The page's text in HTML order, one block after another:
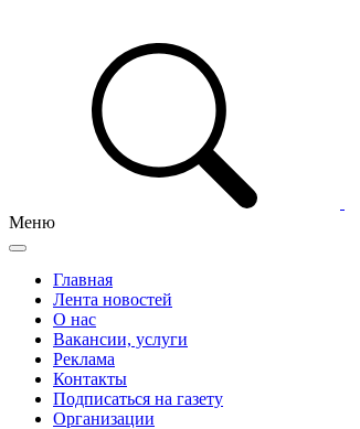
Меню
Главная
Лента новостей
О нас
Вакансии, услуги
Реклама
Контакты
Подписаться на газету
Организации